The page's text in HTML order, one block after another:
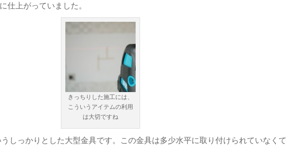
仕上がっていました。
きっちりした施工には、
こういうアイテムの利用
は大切ですね
しっかりとした大型金具です。この金具は多少水平に取り付けられていなくて